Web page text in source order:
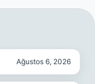
Ağustos 6, 2026